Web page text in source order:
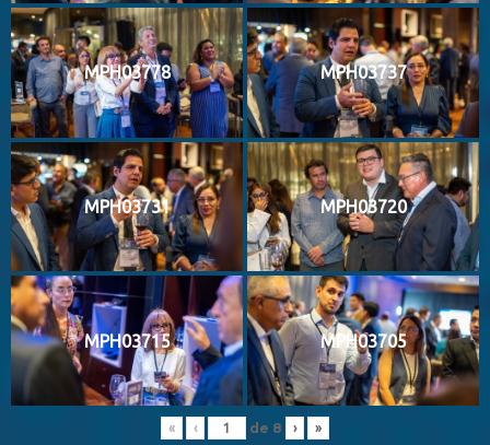
MPH03778 MPH03737
MPH03731 MPH03720
MPH03715 MPH03705
« ‹ de 8 › »